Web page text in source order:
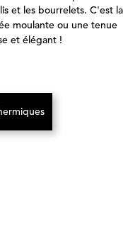
et les bourrelets. C'est la
moulante ou une tenue
et élégant !
dans un nouvel onglet)